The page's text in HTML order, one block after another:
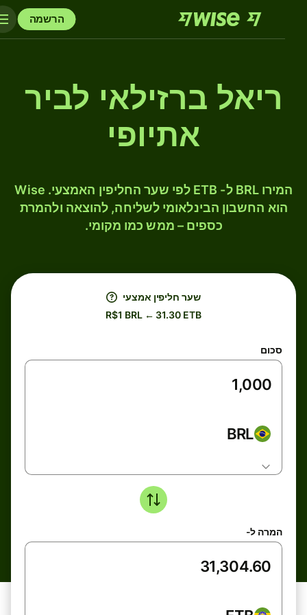
הרשמה
ריאל ברזילאי לביר
אתיופי
המירו BRL ל- ETB לפי שער החליפין האמצעי. Wise
הוא החשבון הבינלאומי לשליחה, להוצאה ולהמרת
כספים – ממש כמו מקומי.
שער חליפין אמצעי
R$1 BRL ← 31.30 ETB
סכום
BRL
המרה ל-